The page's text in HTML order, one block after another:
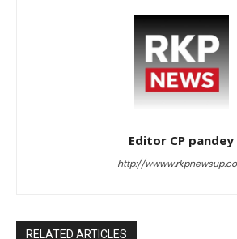
Editor CP pandey
http://
RELATED ARTICLES